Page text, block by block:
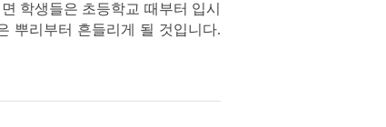
학생들은 초등학교 때부터 입시
뿌리부터 흔들리게 될 것입니다.